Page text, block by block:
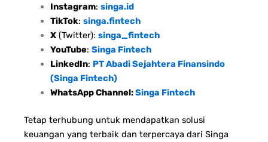
Instagram: singa.id
TikTok: singa.fintech
X(Twitter): singa_fintech
YouTube: Singa Fintech
LinkedIn: PT Abadi Sejahtera Finansindo
(Singa Fintech)
WhatsApp Channel:Singa Fintech
Tetap terhubung untuk mendapatkan solusi
keuangan yang terbaik dan terpercaya dari Singa